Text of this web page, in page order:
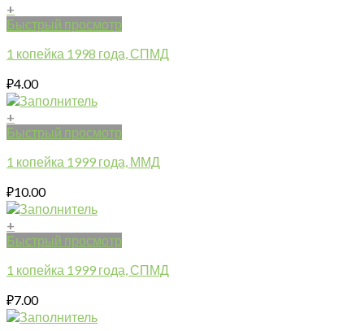
+
Быстрый просмотр
1 копейка 1998 года, СПМД
₽4.00
+
Быстрый просмотр
1 копейка 1999 года, ММД
₽10.00
+
Быстрый просмотр
1 копейка 1999 года, СПМД
₽7.00